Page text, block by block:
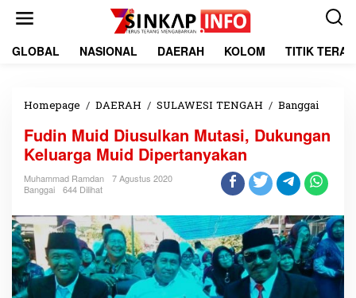
GLOBAL NASIONAL DAERAH KOLOM TITIK
Homepage / DAERAH / SULAWESI TENGAH / Banggai
d
M
u
d
D
i
u
s
Fudin Muid Diusulkan Mutasi, Dukungan
Keluarga Muid Dipertanyakan
Muhammad Ramdan
7 Agustus 2020
Banggai
644 Dilihat